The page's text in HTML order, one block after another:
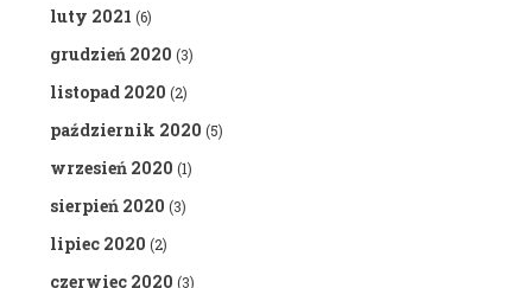
luty 2021 (6)
grudzień 2020 (3)
listopad 2020 (2)
październik 2020 (5)
wrzesień 2020 (1)
sierpień 2020 (3)
lipiec 2020 (2)
czerwiec 2020 (3)